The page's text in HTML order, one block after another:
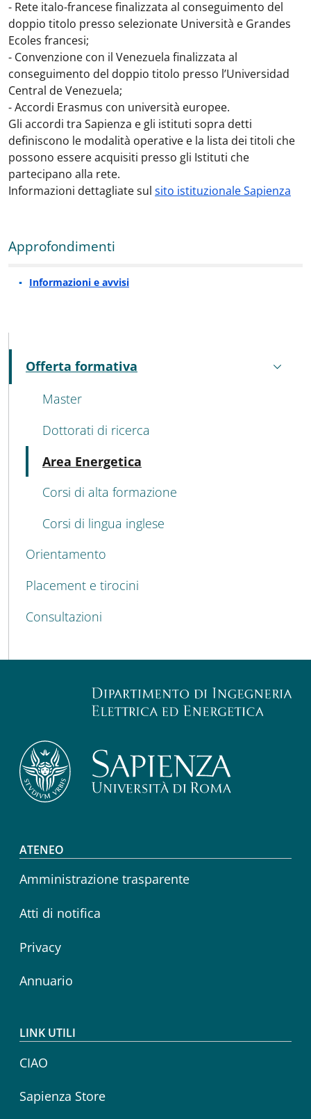
- Rete italo-francese finalizzata al conseguimento del
doppio titolo presso selezionate Università e Grandes
Ecoles francesi;
- Convenzione con il Venezuela finalizzata al
conseguimento del doppio titolo presso l’Universidad
Central de Venezuela;
- Accordi Erasmus con università europee.
Gli accordi tra Sapienza e gli istituti sopra detti
definiscono le modalità operative e la lista dei titoli che
possono essere acquisiti presso gli Istituti che
partecipano alla rete.
Informazioni dettagliate sul sito istituzionale Sapienza
Approfondimenti
Informazioni e avvisi
MENU CEV SECOND NAVIGATION
Offerta formativa
Attivo
Master
Dottorati di ricerca
Area Energetica
Corsi di alta formazione
Corsi di lingua inglese
Orientamento
Placement e tirocini
Consultazioni
Footer menu
ATENEO
Amministrazione trasparente
Atti di notifica
Privacy
Annuario
LINK UTILI
CIAO
Sapienza Store